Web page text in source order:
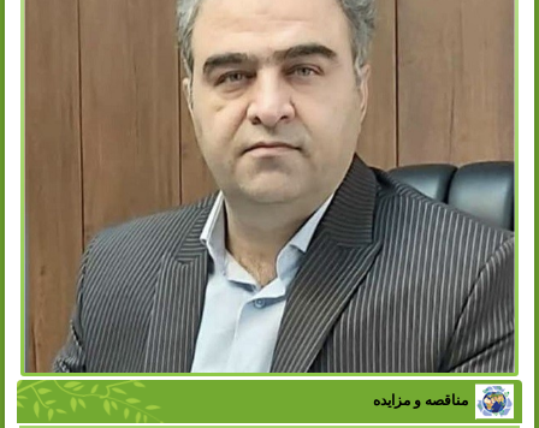
مناقصه و مزایده